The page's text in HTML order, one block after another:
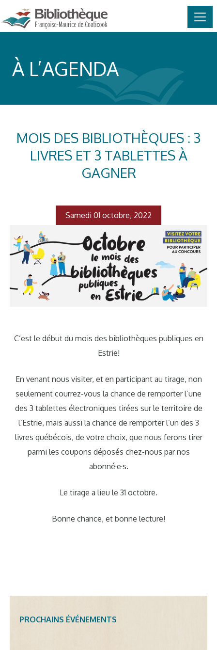
Skip to content
MAIN NAVIGATION
À L’AGENDA
MOIS DES BIBLIOTHÈQUES : 3
LIVRES ET 3 TABLETTES À
GAGNER
Samedi 01 octobre, 2022
C’est le début du mois des bibliothèques publiques en
Estrie!
En venant nous visiter, et en participant au tirage, non
seulement courrez-vous la chance de remporter l’une
des 3 tablettes électroniques tirées sur le territoire de
l’Estrie, mais aussi la chance de remporter l’un des 3
livres québécois, de votre choix, que nous ferons tirer
parmi les coupons déposés chez-nous par nos
abonné·e·s.
Le tirage a lieu le 31 octobre.
Bonne chance, et bonne lecture!
PROCHAINS ÉVÉNEMENTS